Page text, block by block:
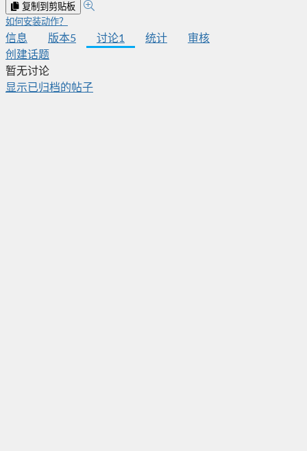
复制到剪贴板
如何安装动作？
信息 版本5 讨论1 统计
审核
创建话题
暂无讨论
显示已归档的帖子